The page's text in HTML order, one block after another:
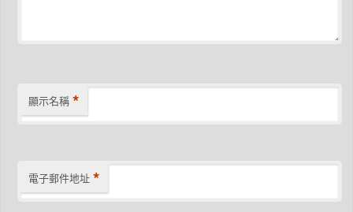
顯示名稱 *
電子郵件地址 *